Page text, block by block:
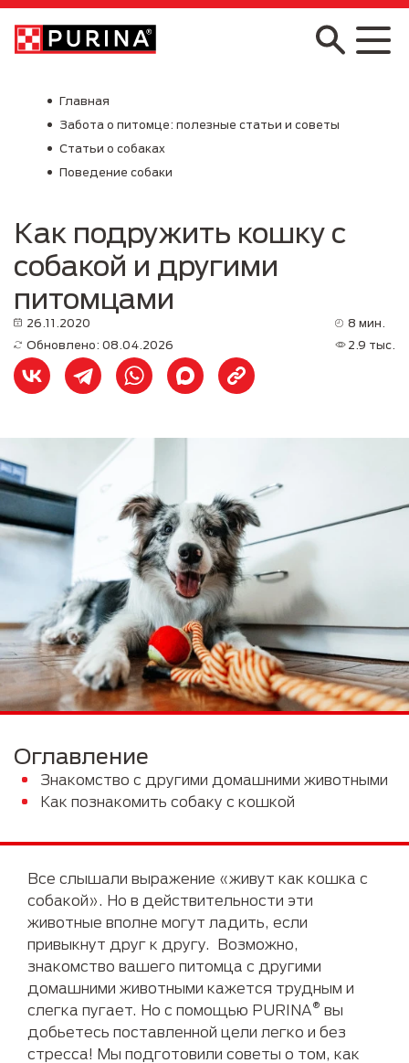
Skip to main content
Главная
Забота о питомце: полезные статьи и советы
Статьи о собаках
Поведение собаки
Как подружить кошку с
собакой и другими
питомцами
26.11.2020
8 мин.
Обновлено: 08.04.2026
2.9 тыс.
Оглавление
Знакомство с другими домашними животными
Как познакомить собаку с кошкой
Все слышали выражение «живут как кошка с
собакой». Но в действительности эти
животные вполне могут ладить, если
привыкнут друг к другу. Возможно,
знакомство вашего питомца с другими
домашними животными кажется трудным и
слегка пугает. Но с помощью PURINA® вы
добьетесь поставленной цели легко и без
стресса! Мы подготовили советы о том, как